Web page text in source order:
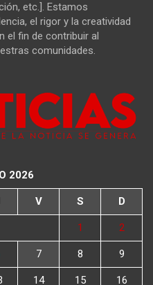
etc.]. Estamos
el rigor y la creatividad
el fin de contribuir al
comunidades.
2026
V S D
1 2
7 8 9
14 15 16